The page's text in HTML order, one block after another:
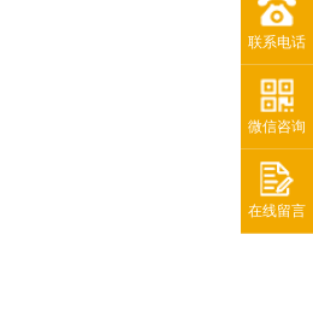
联系电话
微信咨询
在线留言